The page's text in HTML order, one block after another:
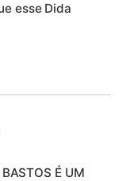
esse Dida
É UM